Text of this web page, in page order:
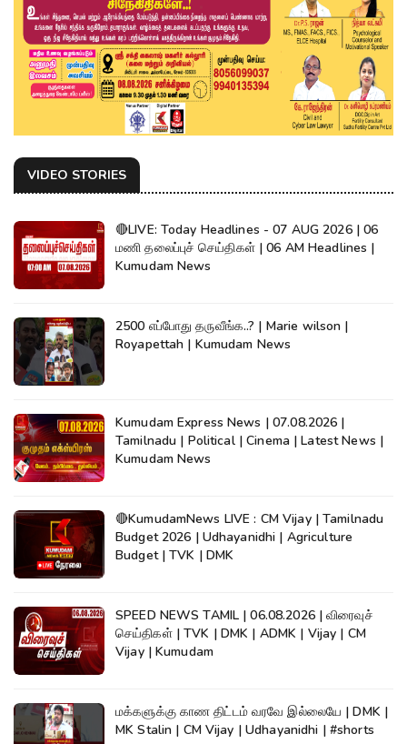
VIDEO STORIES
🔴LIVE: Today Headlines - 07 AUG 2026 | 06
மணி தலைப்புச் செய்திகள் | 06 AM Headlines |
Kumudam News
2500 எப்போது தருவீங்க..? | Marie wilson |
Royapettah | Kumudam News
Kumudam Express News | 07.08.2026 |
Tamilnadu | Political | Cinema | Latest News |
Kumudam News
🔴KumudamNews LIVE : CM Vijay | Tamilnadu
Budget 2026 | Udhayanidhi | Agriculture
Budget | TVK | DMK
SPEED NEWS TAMIL | 06.08.2026 | விரைவுச்
செய்திகள் | TVK | DMK | ADMK | Vijay | CM
Vijay | Kumudam
மக்களுக்கு காண திட்டம் வரவே இல்லையே | DMK |
MK Stalin | CM Vijay | Udhayanidhi | #shorts